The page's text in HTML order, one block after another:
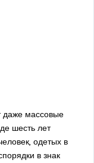
даже массовые
шесть лет
одетых в
в знак